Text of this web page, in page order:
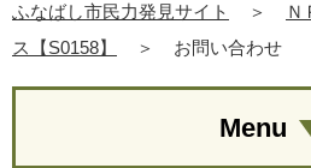
ふなばし市民力発見サイト ＞
ス【S0158】
＞ お問い合わせ
Menu